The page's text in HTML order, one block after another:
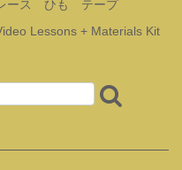
ース ひも テープ
Lessons + Materials Kit